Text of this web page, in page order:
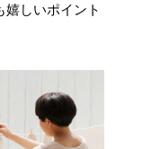
嬉しいポイント